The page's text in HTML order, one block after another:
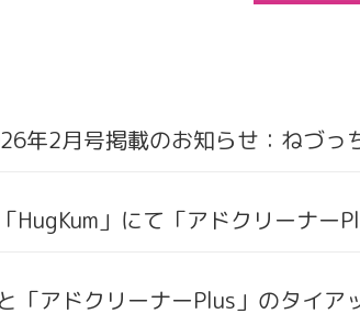
年2月号掲載のお知らせ：ねづ
HugKum」にて「アドクリーナー
「アドクリーナーPlus」のタイア